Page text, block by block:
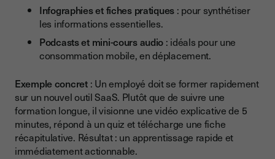
Infographies et fiches pratiques : pour synthétiser
les informations essentielles.
Podcasts et mini-cours audio : idéals pour une
consommation mobile, en déplacement.
Exemple concret: Un employé doit se former rapidement
sur un nouvel outil SaaS. Plutôt que de suivre une
formation longue, il visionne une vidéo explicative de 5
minutes, répond à un quiz et télécharge une fiche
récapitulative. Résultat : un apprentissage rapide et
immédiatement actionnable.